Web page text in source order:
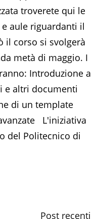
troverete qui le
aule riguardanti il
il corso si svolgerà
metà di maggio. I
Introduzione a
e altri documenti
di un template
L'iniziativa
del Politecnico di
Post recenti